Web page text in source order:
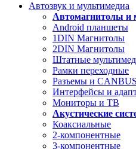
Автозвук и мультимедиа
Автомагнитолы и
Android планшеты
1DIN Магнитолы
2DIN Магнитолы
Штатные
Рамки переходные
Разъемы и CANBUS
Интерфейсы и
Мониторы и ТВ
Акустические
Коаксиальные
2-компонентные
3-компонентные